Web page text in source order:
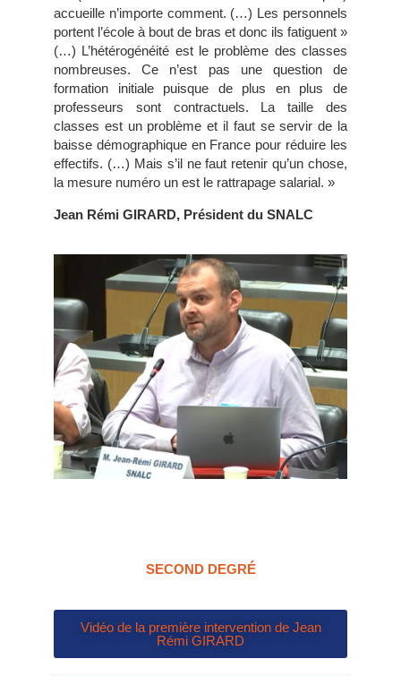
accueille n’importe comment. (…) Les personnels
portent l’école à bout de bras et donc ils fatiguent »
(…) L’hétérogénéité est le problème des classes
nombreuses. Ce n’est pas une question de
formation initiale puisque de plus en plus de
professeurs sont contractuels. La taille des
classes est un problème et il faut se servir de la
baisse démographique en France pour réduire les
effectifs. (…) Mais s’il ne faut retenir qu’un chose,
la mesure numéro un est le rattrapage salarial. »
Jean Rémi GIRARD, Président du SNALC
SECOND DEGRÉ
Vidéo de la première intervention de Jean
Rémi GIRARD